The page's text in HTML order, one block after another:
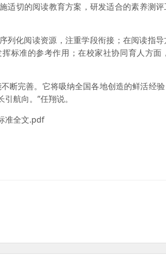
适切的阅读教育方案，研发适合的素养测
列化阅读资源，注重学段衔接；在阅读指
标准的参考作用；在校家社协同育人方
断完善。它将吸纳全国各地创造的鲜活经
航向。”任翔说。
准全文.pdf